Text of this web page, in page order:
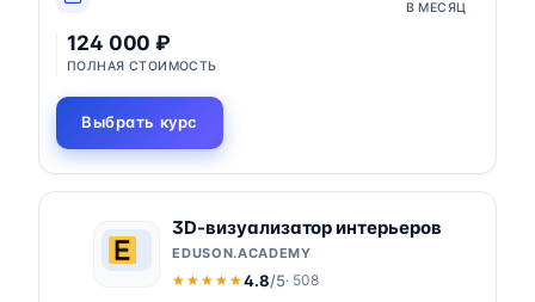
В МЕСЯЦ
124 000 ₽
ПОЛНАЯ СТОИМОСТЬ
Выбрать курс
3D-визуализатор интерьеров
EDUSON.ACADEMY
★★★★★
★★★★★4.8/5· 508